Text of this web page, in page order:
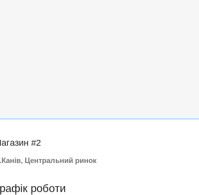
#2
Центральний ринок
роботи